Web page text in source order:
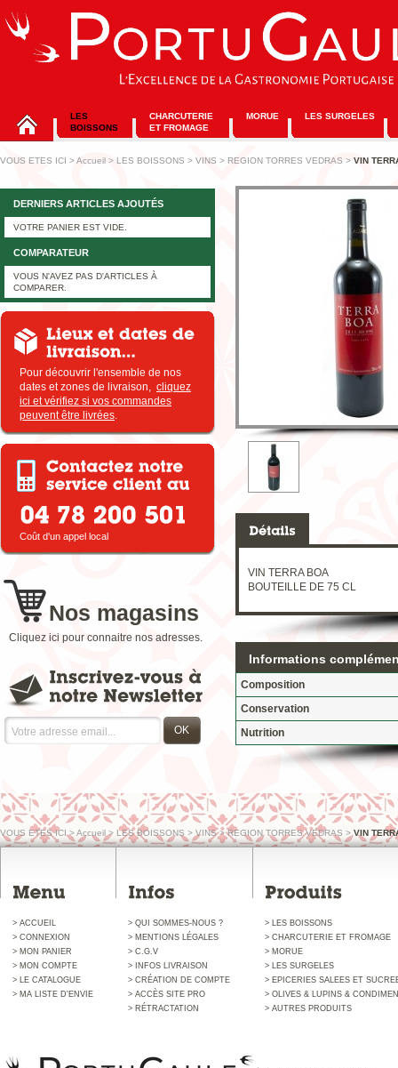
LES
BOISSONS
CHARCUTERIE
ET FROMAGE
MORUE LES SURGELES
VOUS ETES ICI >Accueil > LES BOISSONS > VINS > REGION TORRES VEDRAS > VIN
VIN TERRA BOA
BOUTEILLE DE 75 CL
Informations
Composition
Conservation
Nutrition
DERNIERS ARTICLES AJOUTÉS
VOTRE PANIER EST VIDE.
COMPARATEUR
VOUS N'AVEZ PAS D'ARTICLES À
COMPARER.
Pour découvrir l'ensemble de nos
dates et zones de livraison, cliquez
ici et vérifiez si vos commandes
peuvent être livrées.
Coût d'un appel local
Nos magasins
Cliquez ici pour connaitre nos adresses.
OK
VOUS ETES ICI>Accueil > LES BOISSONS > VINS >REGION TORRES VEDRAS >VIN
> ACCUEIL
> CONNEXION
> MON PANIER
> MON COMPTE
> LE CATALOGUE
> MA LISTE D'ENVIE
> QUI SOMMES-NOUS ?
> MENTIONS LÉGALES
> C.G.V
> INFOS LIVRAISON
> CRÉATION DE COMPTE
> ACCÈS SITE PRO
> RÉTRACTATION
> LES BOISSONS
> CHARCUTERIE ET FROMAGE
> MORUE
> LES SURGELES
> EPICERIES SALEES ET
> OLIVES & LUPINS &
> AUTRES PRODUITS